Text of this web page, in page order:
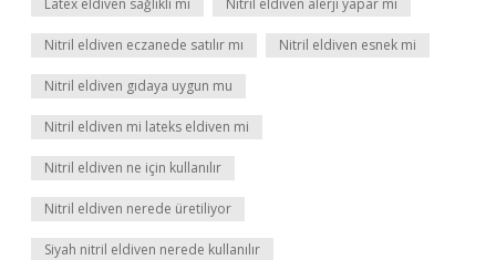
Latex eldiven sağlıklı mı Nitril eldiven alerji yapar mı
Nitril eldiven eczanede satılır mı Nitril eldiven esnek mi
Nitril eldiven gıdaya uygun mu
Nitril eldiven mi lateks eldiven mi
Nitril eldiven ne için kullanılır
Nitril eldiven nerede üretiliyor
Siyah nitril eldiven nerede kullanılır